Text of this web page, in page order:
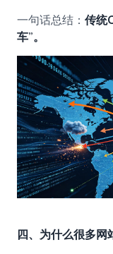
一句话总结： 传统
车”。
四、为什么很多网